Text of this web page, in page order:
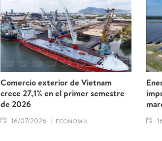
Comercio exterior de Vietnam
crece 27,1% en el primer semestre
de 2026
16/07/2026 ECONOMÍA